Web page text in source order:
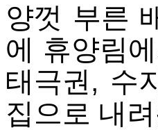
양껏 부른
에 휴양림
태극권, 수
집으로 내